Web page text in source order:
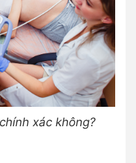
xác không?